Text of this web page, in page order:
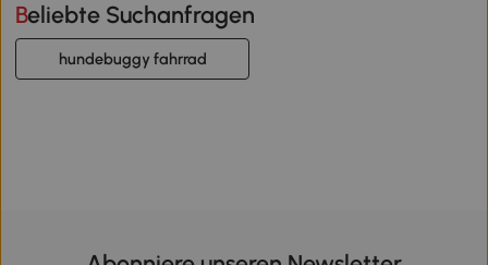
Beliebte Suchanfragen
hundebuggy fahrrad